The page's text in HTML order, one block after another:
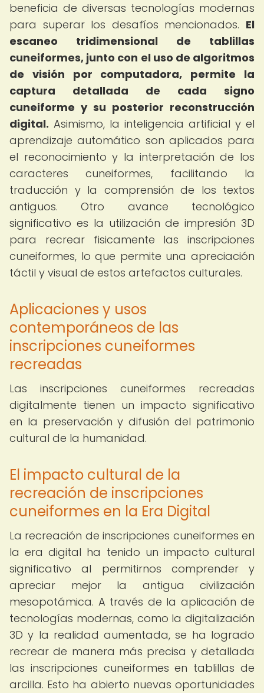
beneficia de diversas tecnologías modernas
para superar los desafíos mencionados. El
escaneo tridimensional de tablillas
cuneiformes, junto con el uso de algoritmos
de visión por computadora, permite la
captura detallada de cada signo
cuneiforme y su posterior reconstrucción
digital. Asimismo, la inteligencia artificial y el
aprendizaje automático son aplicados para
el reconocimiento y la interpretación de los
caracteres cuneiformes, facilitando la
traducción y la comprensión de los textos
antiguos. Otro avance tecnológico
significativo es la utilización de impresión 3D
para recrear fisicamente las inscripciones
cuneiformes, lo que permite una apreciación
táctil y visual de estos artefactos culturales.
Aplicaciones y usos
contemporáneos de las
inscripciones cuneiformes
recreadas
Las inscripciones cuneiformes recreadas
digitalmente tienen un impacto significativo
en la preservación y difusión del patrimonio
cultural de la humanidad.
El impacto cultural de la
recreación de inscripciones
cuneiformes en la Era Digital
La recreación de inscripciones cuneiformes en
la era digital ha tenido un impacto cultural
significativo al permitirnos comprender y
apreciar mejor la antigua civilización
mesopotámica. A través de la aplicación de
tecnologías modernas, como la digitalización
3D y la realidad aumentada, se ha logrado
recrear de manera más precisa y detallada
las inscripciones cuneiformes en tablillas de
arcilla. Esto ha abierto nuevas oportunidades